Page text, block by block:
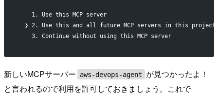
    1. Use this MCP server
  ❯ 2. Use this and all future MCP servers in this project
    3. Continue without using this MCP server
新しいMCPサーバー aws-devops-agent
が見つかったよ！
と言われるので利用を許可しておきましょう。これで